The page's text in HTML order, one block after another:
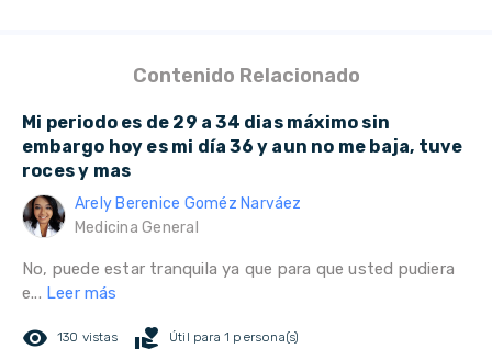
Contenido Relacionado
Mi periodo es de 29 a 34 dias máximo sin
embargo hoy es mi día 36 y aun no me baja, tuve
roces y mas
Arely Berenice Goméz Narváez
Medicina General
No, puede estar tranquila ya que para que usted pudiera
e... Leer más
remove_red_eye 130 vistas volunteer_activism Útil para 1 persona(s)